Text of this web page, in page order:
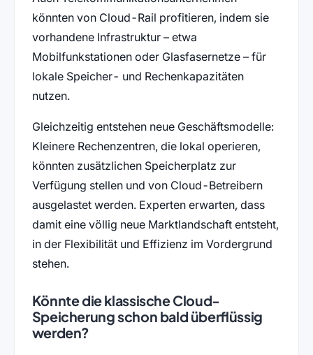
könnten von Cloud-Rail profitieren, indem sie
vorhandene Infrastruktur – etwa
Mobilfunkstationen oder Glasfasernetze – für
lokale Speicher- und Rechenkapazitäten
nutzen.
Gleichzeitig entstehen neue Geschäftsmodelle:
Kleinere Rechenzentren, die lokal operieren,
könnten zusätzlichen Speicherplatz zur
Verfügung stellen und von Cloud-Betreibern
ausgelastet werden. Experten erwarten, dass
damit eine völlig neue Marktlandschaft entsteht,
in der Flexibilität und Effizienz im Vordergrund
stehen.
Könnte die klassische Cloud-
Speicherung schon bald überflüssig
werden?